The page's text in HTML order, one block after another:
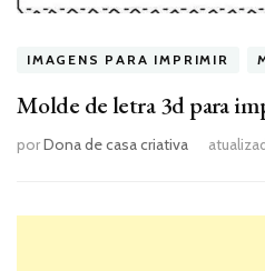
IMAGENS PARA IMPRIMIR
Molde de letra 3d para
porDona de casa criativa